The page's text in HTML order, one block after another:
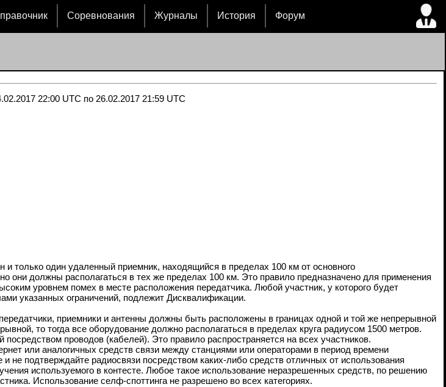
Соревнования Журналы История Форум
22:00 UTC по 26.02.2017 21:59 UTC
только один удаленный приемник, находящийся в пределах 100 км от основного
они должны располагаться в тех же пределах 100 км. Это правило предназначено для применения
уровнем помех в месте расположения передатчика. Любой участник, у которого будет
указанных ограничений, подлежит Дисквалификации.
приемники и антенны должны быть расположены в границах одной и той же непрерывной
то тогда все оборудование должно располагаться в пределах круга радиусом 1500 метров.
проводов (кабелей). Это правило распространяется на всех участников.
или аналогичных средств связи между станциями или операторами в период времени
не подтверждайте радиосвязи посредством каких-либо средств отличных от использования
используемого в контесте. Любое такое использование неразрешенных средств, по решению
Использование селф-споттинга не разрешено во всех категориях.